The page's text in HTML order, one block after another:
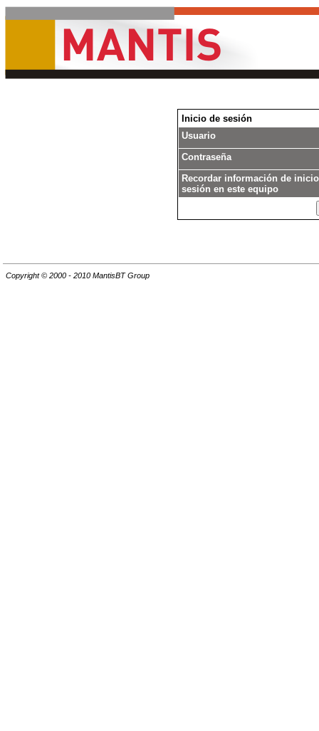
Inicio de sesión
Usuario
Contraseña
Recordar información de
sesión en este equipo
Copyright © 2000 - 2010 MantisBT Group